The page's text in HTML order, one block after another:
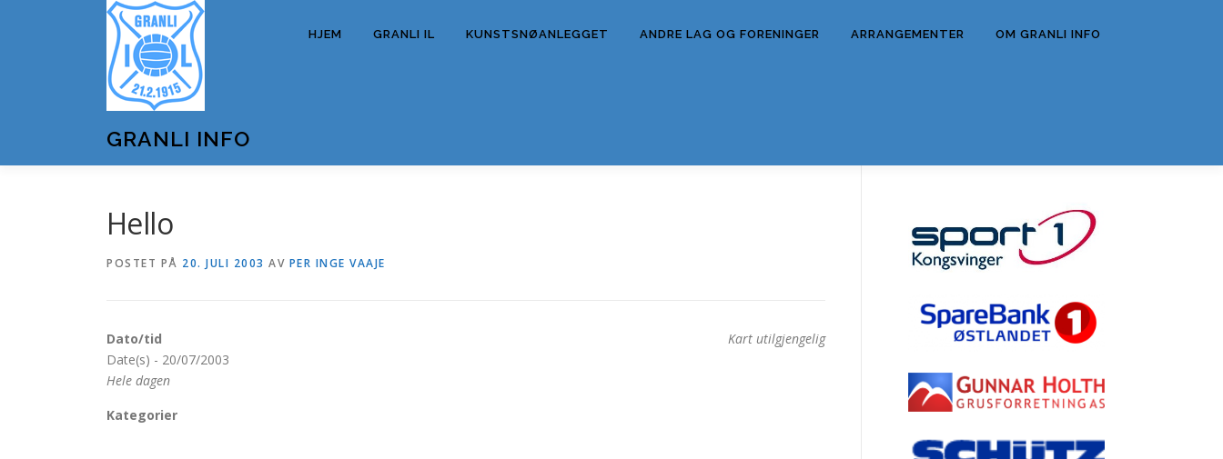
GRANLI INFO
HJEM GRANLI IL KUNSTSNØANLEGGET ANDRE LAG OG FORENINGER ARRANGEMENTER OM GRANLI INFO
Hello
POSTET PÅ 20. JULI 2003 AV PER INGE VAAJE
Kart utilgjengelig
Dato/tid
Date(s) - 20/07/2003
Hele dagen
Kategorier